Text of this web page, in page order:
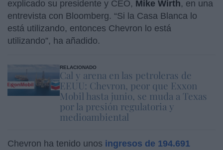
explicado su presidente y CEO, Mike Wirth, en una
entrevista con Bloomberg. “Si la Casa Blanca lo
está utilizando, entonces Chevron lo está
utilizando”, ha añadido.
RELACIONADO
Cal y arena en las petroleras de
EEUU: Chevron, peor que Exxon
Mobil hasta junio, se muda a Texas
por la presión regulatoria y
medioambiental
Chevron ha tenido unos ingresos de 194.691